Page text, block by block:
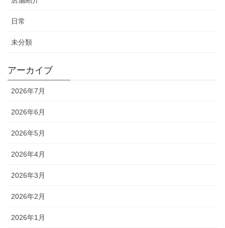
日常
未分類
アーカイブ
2026年7月
2026年6月
2026年5月
2026年4月
2026年3月
2026年2月
2026年1月